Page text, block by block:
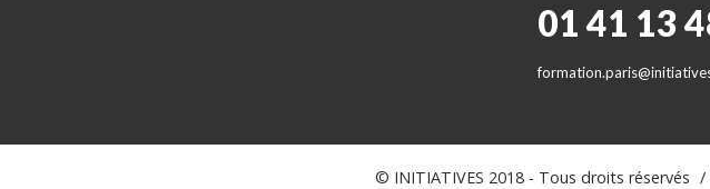
01 41 13
© INITIATIVES 2018 - Tous droits réservés